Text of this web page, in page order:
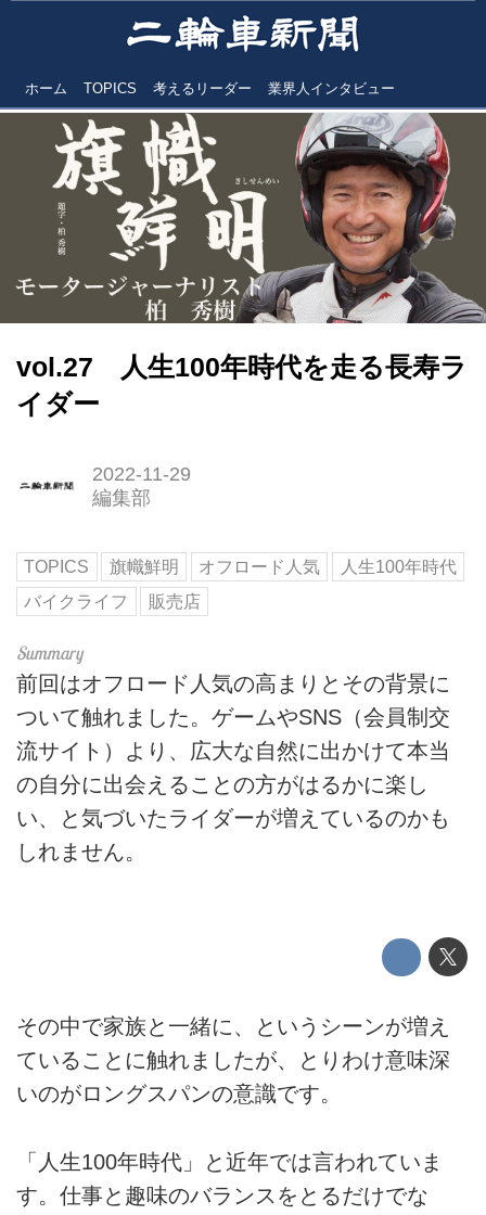
ホーム TOPICS 考えるリーダー 業界人インタビュー
vol.27 人生100年時代を走る長寿ラ
イダー
2022-11-29
編集部
TOPICS 旗幟鮮明 オフロード人気
人生100年時代
バイクライフ
販売店
前回はオフロード人気の高まりとその背景に
ついて触れました。ゲームやSNS（会員制交
流サイト）より、広大な自然に出かけて本当
の自分に出会えることの方がはるかに楽し
い、と気づいたライダーが増えているのかも
しれません。
その中で家族と一緒に、というシーンが増え
ていることに触れましたが、とりわけ意味深
いのがロングスパンの意識です。
「人生100年時代」と近年では言われていま
す。仕事と趣味のバランスをとるだけでな